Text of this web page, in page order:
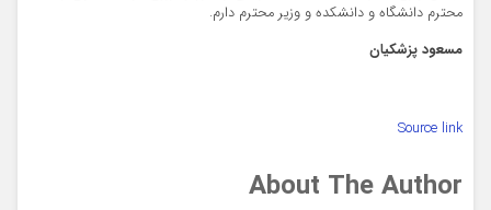
محترم دانشگاه و دانشکده و وزیر محترم دارم.
مسعود پزشکیان
Source link
About The Author